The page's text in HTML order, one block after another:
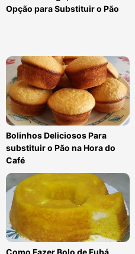
Opção para Substituir o Pão
Bolinhos Deliciosos Para
substituir o Pão na Hora do
Café